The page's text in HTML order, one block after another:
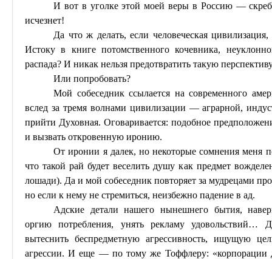
И вот в уголке этой моей веры в Россию —
исчезнет!
Да что ж делать, если человеческая
Истоку в книге потомственного кочевника,
распада? И никак нельзя предотвратить такую
Или попробовать?
Мой собеседник ссылается на современного
вслед за тремя волнами цивилизации — аграрной,
прийти Духовная. Оговаривается: подобное
и вызвать откровенную иронию.
От иронии я далек, но некоторые сомнения меня
что такой рай будет веселить душу как предмет
лошади). Да и мой собеседник повторяет за мудрецами
но если к нему не стремиться, неизбежно падение в ад.
Адские детали нашего нынешнего бытия,
оргию потребления, унять рекламу удовольствий… Д
вытеснить беспредметную агрессивность, ищущую
агрессии. И еще — по тому же Тоффлеру: «корпорации